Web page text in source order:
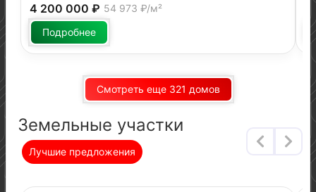
4 200 000 ₽ 54 973 ₽/м²
Подробнее
Смотреть еще 321 домов
Земельные участки
Лучшие предложения